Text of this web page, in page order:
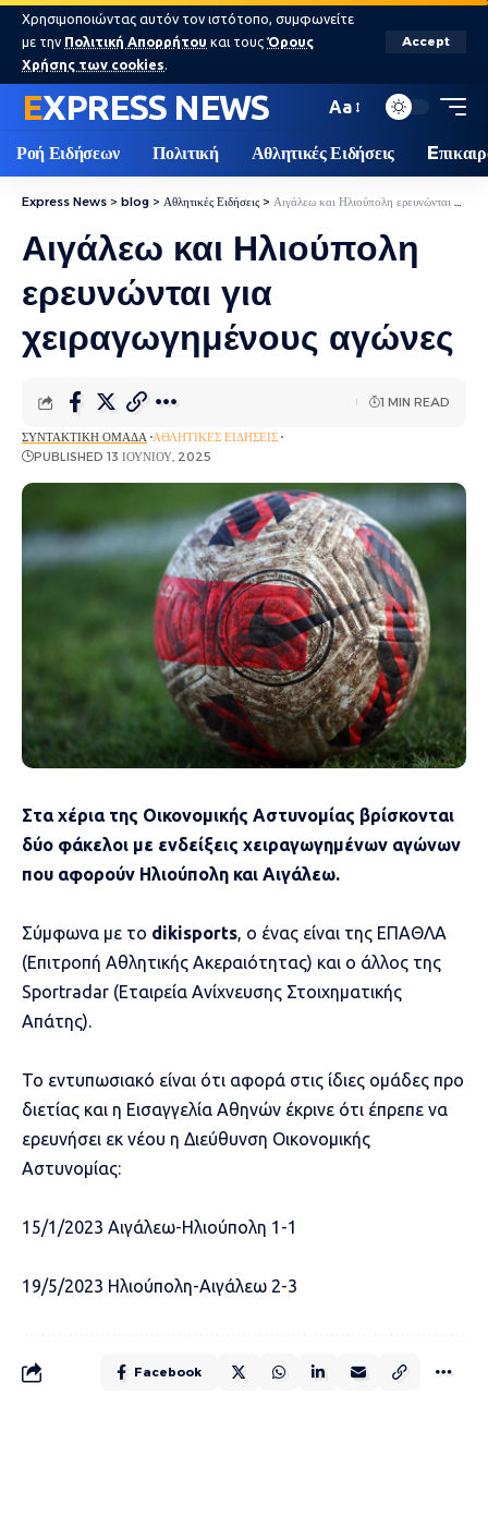
Χρησιμοποιώντας αυτόν τον ιστότοπο, συμφωνείτε
με την Πολιτική Απορρήτου και τους Όρους
Χρήσης των cookies.
Accept
EXPRESS NEWS Aa
Ροή Ειδήσεων Πολιτική Αθλητικές Ειδήσεις
Express News > blog > Αθλητικές Ειδήσεις > Αιγάλεω και Ηλιούπολη ερευνώνται για χειραγωγημένους αγώνες
Αιγάλεω και Ηλιούπολη
ερευνώνται για
χειραγωγημένους αγώνες
ΣΥΝΤΑΚΤΙΚΉ ΟΜΆΔΑ ΑΘΛΗΤΙΚΈΣ ΕΙΔΉΣΕΙΣ
PUBLISHED 13 ΙΟΥΝΊΟΥ, 2025
1 MIN READ
Στα χέρια της Οικονομικής Αστυνομίας βρίσκονται
δύο φάκελοι με ενδείξεις χειραγωγημένων αγώνων
που αφορούν Ηλιούπολη και Αιγάλεω.
Σύμφωνα με το dikisports, ο ένας είναι της ΕΠΑΘΛΑ
(Επιτροπή Αθλητικής Ακεραιότητας) και ο άλλος της
Sportradar (Εταιρεία Ανίχνευσης Στοιχηματικής
Απάτης).
Το εντυπωσιακό είναι ότι αφορά στις ίδιες ομάδες προ
διετίας και η Εισαγγελία Αθηνών έκρινε ότι έπρεπε να
ερευνήσει εκ νέου η Διεύθυνση Οικονομικής
Αστυνομίας:
15/1/2023 Αιγάλεω-Ηλιούπολη 1-1
19/5/2023 Ηλιούπολη-Αιγάλεω 2-3
Facebook